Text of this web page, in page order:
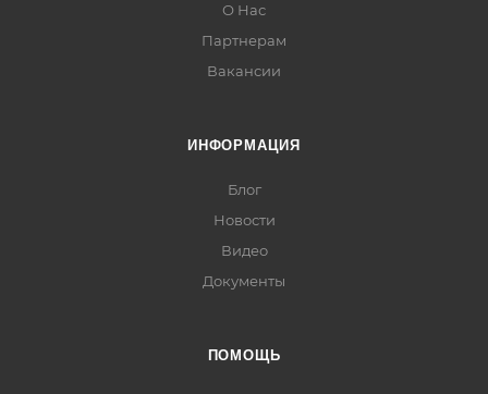
О Нас
Партнерам
Вакансии
ИНФОРМАЦИЯ
Блог
Новости
Видео
Документы
ПОМОЩЬ